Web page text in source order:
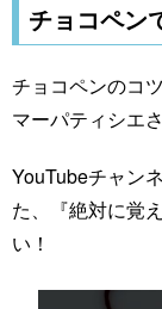
チョコペン
チョコペンのコ
マーパティシエ
YouTubeチャン
た、『絶対に覚
い！